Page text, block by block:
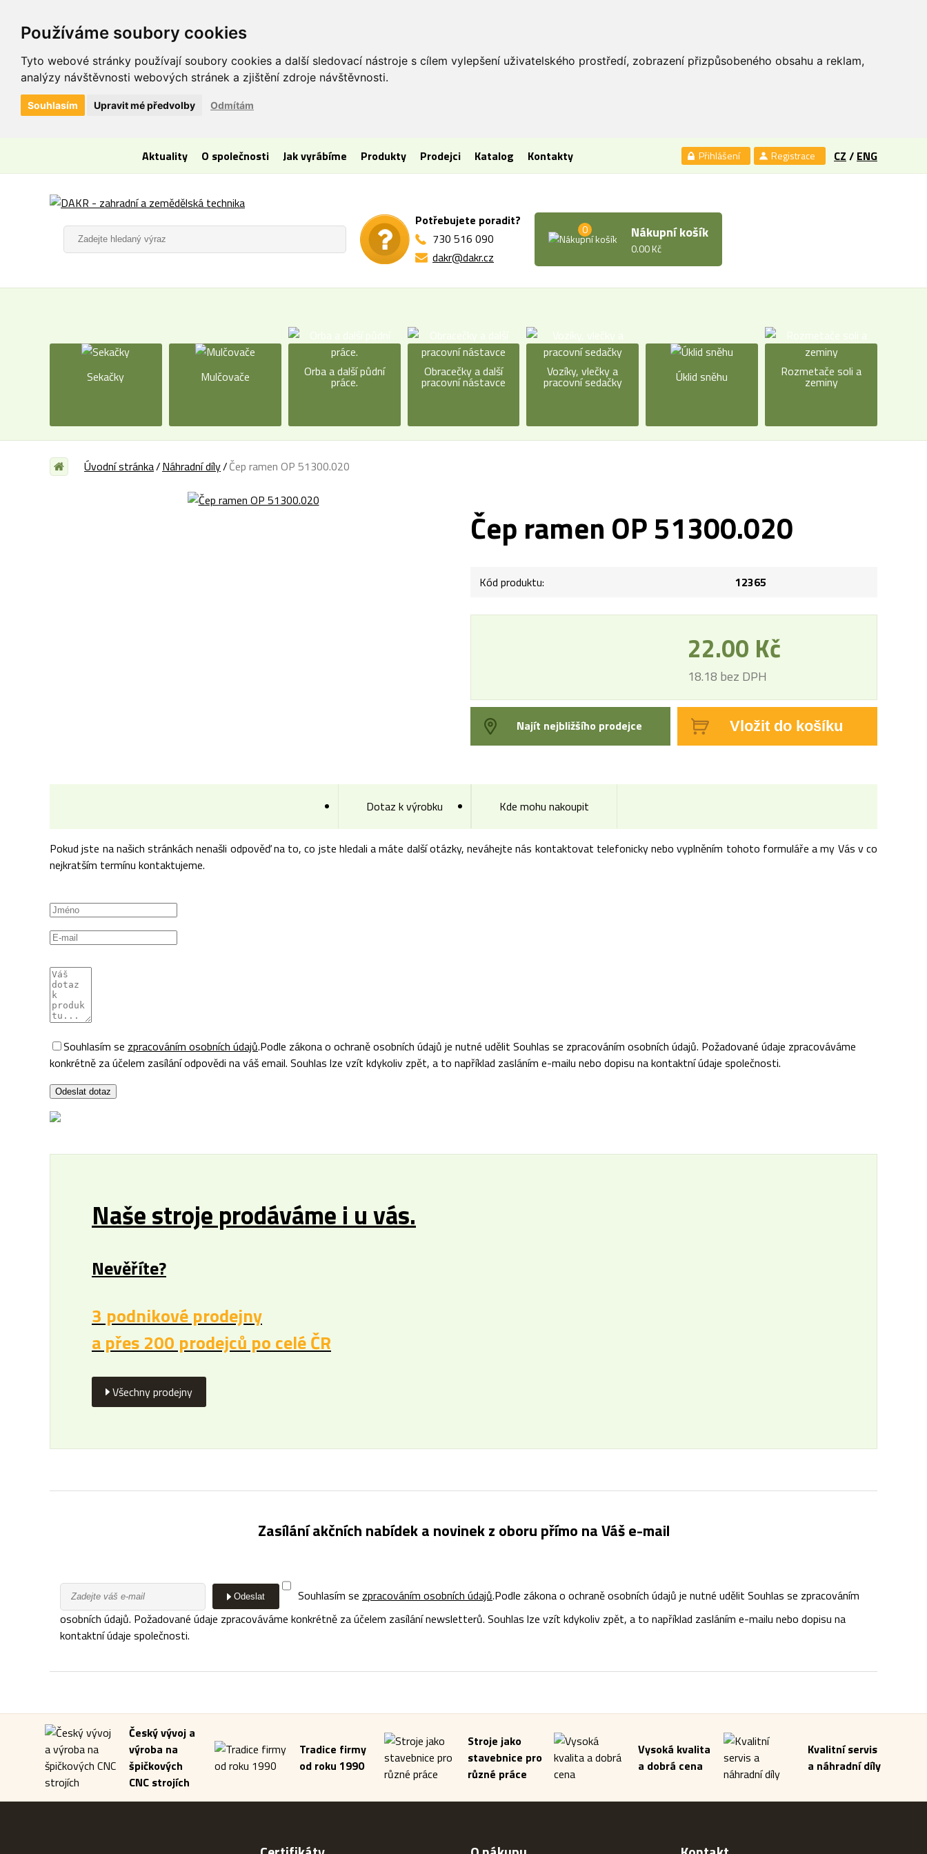
Používáme soubory cookies
Tyto webové stránky používají soubory cookies a další sledovací nástroje s cílem vylepšení uživatelského prostředí, zobrazení přizpůsobeného obsahu a reklam,
analýzy návštěvnosti webových stránek a zjištění zdroje návštěvnosti.
Souhlasím Odmítám
Upravit mé předvolby
Aktuality O společnosti Jak vyrábíme Produkty Prodejci Katalog Kontakty Přihlášení Registrace CZ / ENG
Potřebujete poradit?
730 516 090
dakr@dakr.cz
Nákupní košík
0.00 Kč
0
Sekačky Mulčovače Orba a další půdní
práce.
Obracečky a další
pracovní nástavce
Vozíky, vlečky a
pracovní sedačky Úklid sněhu Rozmetače soli a
zeminy
Úvodní stránka Náhradní díly Čep ramen OP 51300.020
Čep ramen OP 51300.020
Kód produktu: 12365
22.00 Kč
18.18 bez DPH
Najít nejbližšího prodejce Vložit do košíku
Dotaz k výrobku Kde mohu nakoupit
Pokud jste na našich stránkách nenašli odpověď na to, co jste hledali a máte další otázky, neváhejte nás kontaktovat telefonicky nebo vyplněním tohoto formuláře a my Vás v co
nejkratším termínu kontaktujeme.
Souhlasím se zpracováním osobních údajů.Podle zákona o ochraně osobních údajů je nutné udělit Souhlas se zpracováním osobních údajů. Požadované údaje zpracováváme
konkrétně za účelem zasílání odpovědi na váš email. Souhlas lze vzít kdykoliv zpět, a to například zasláním e-mailu nebo dopisu na kontaktní údaje společnosti.
Odeslat dotaz
Naše stroje prodáváme i u vás.
Nevěříte?
3 podnikové prodejny
a přes 200 prodejců po celé ČR
Všechny prodejny
Zasílání akčních nabídek a novinek z oboru přímo na Váš e-mail
Odeslat Souhlasím se zpracováním osobních údajů.Podle zákona o ochraně osobních údajů je nutné udělit Souhlas se zpracováním
osobních údajů. Požadované údaje zpracováváme konkrétně za účelem zasílání newsletterů. Souhlas lze vzít kdykoliv zpět, a to například zasláním e-mailu nebo dopisu na
kontaktní údaje společnosti.
Český vývoj a
výroba na
špičkových
CNC strojích
Tradice firmy
od roku 1990
Stroje jako
stavebnice pro
různé práce
Vysoká kvalita
a dobrá cena
Kvalitní servis
a náhradní díly